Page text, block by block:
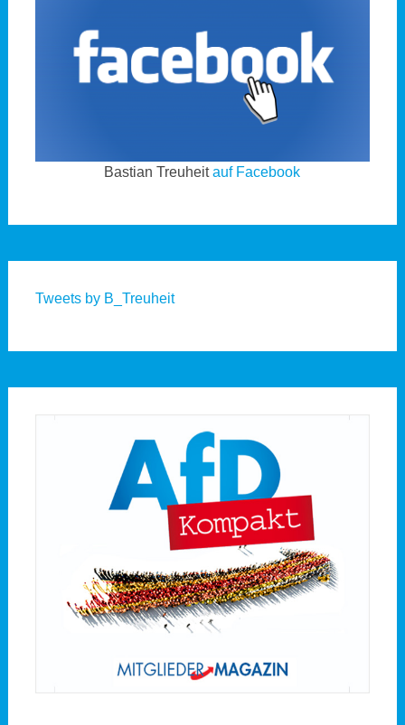
Bastian Treuheitauf Facebook
Tweets by B_Treuheit